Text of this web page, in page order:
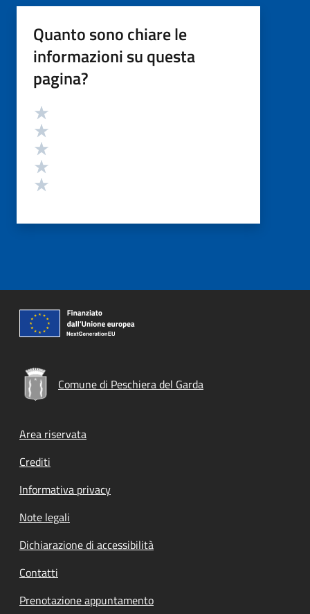
Quanto sono chiare le
informazioni su questa
pagina?
Valutazione
Comune di Peschiera del Garda
Footer menu
Area riservata
Crediti
Informativa privacy
Note legali
Dichiarazione di accessibilità
Contatti
Prenotazione appuntamento